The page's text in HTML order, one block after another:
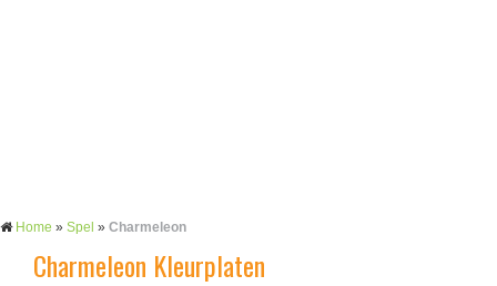
Home » Spel » Charmeleon
Charmeleon Kleurplaten